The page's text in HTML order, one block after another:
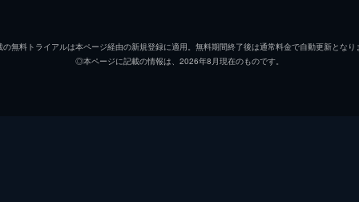
無料トライアルは本ページ経由の新規登録に適用。無料期間終了後は通常料金で自動更新となり
◎本ページに記載の情報は、2026年8月現在のものです。